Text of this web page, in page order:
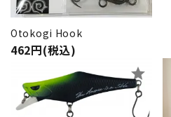
Otokogi Hook
462円(税込)
star